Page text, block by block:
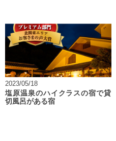
2023/05/18
塩原温泉のハイクラスの宿で貸
切風呂がある宿